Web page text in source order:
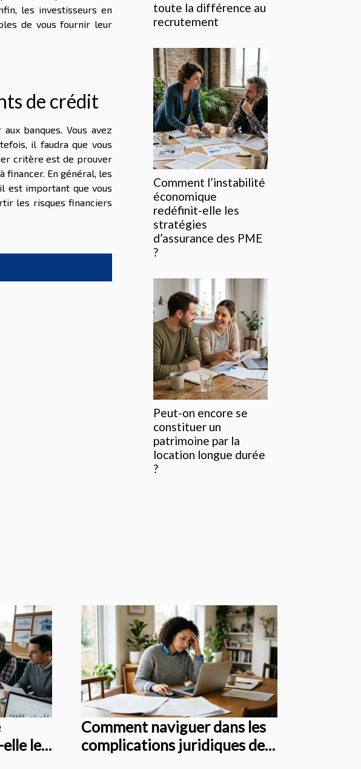
les investisseurs en
de vous fournir leur
de crédit
banques. Vous avez
il faudra que vous
critère est de prouver
En général, les
est important que vous
les risques financiers
toute la différence au
recrutement
Comment l’instabilité
économique
redéfinit-elle les
stratégies
d’assurance des PME
?
Peut-on encore se
constituer un
patrimoine par la
location longue durée
?
les
Comment naviguer dans les
complications juridiques des